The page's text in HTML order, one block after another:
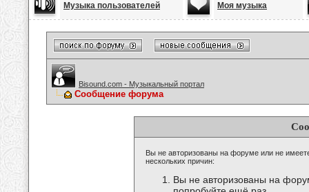
Музыка пользователей Моя музыка
Bisound.com - Музыкальный портал
Сообщение форума
Вы не авторизованы на форуме или не
нескольких причин:
Вы не авторизованы на